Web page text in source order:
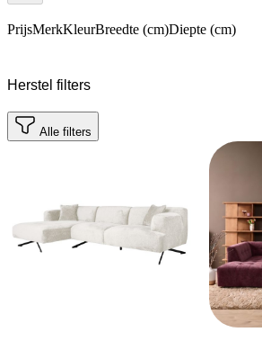
PrijsMerkKleurBreedte (cm)Diepte (cm)
Herstel filters
Alle filters